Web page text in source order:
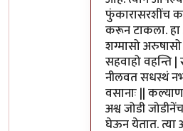
फुंकारासरशींच
करून टाकला.
शग्मासो अरुषासो
सहवाहो वहन्ति
नीलवत सधस्थं
वसानाः ||
अश्व जोडी
घेऊन येतात. त्या